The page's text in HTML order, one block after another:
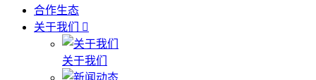
合作生态
关于我们
关于我们